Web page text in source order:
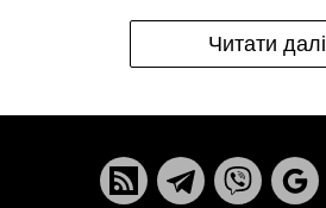
Читати далі